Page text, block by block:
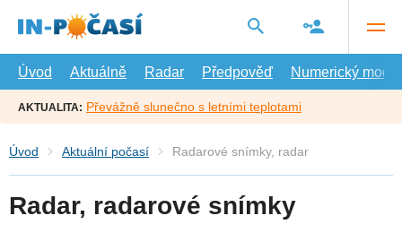
hlavní
Úvod
Aktuálně Radar Předpověď Numerický model
AKTUALITA: Převážně slunečno s letními teplotami
Úvod Aktuální počasí Radarové snímky, radar
Radar, radarové snímky